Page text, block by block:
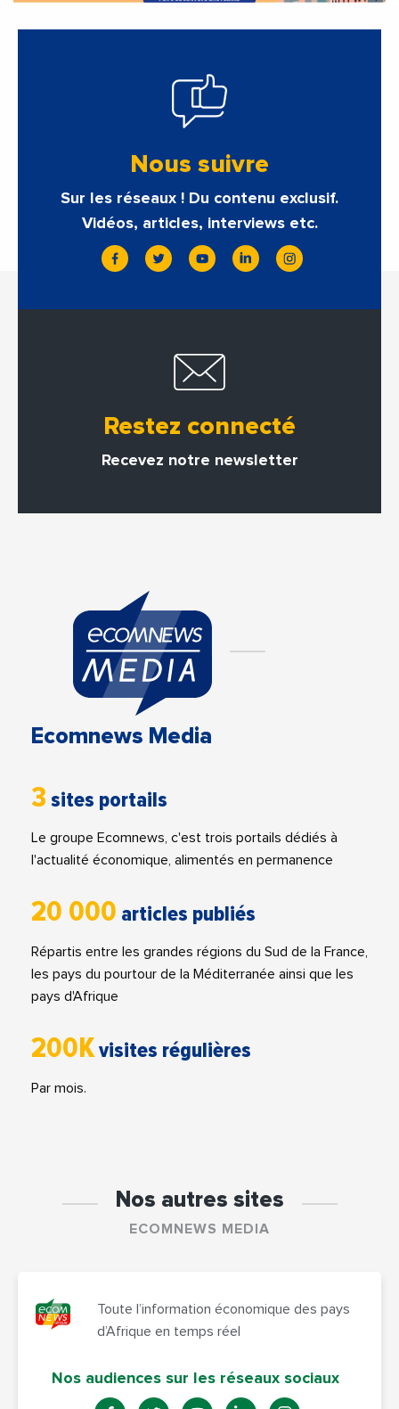
Nous suivre
Sur les réseaux ! Du contenu exclusif.
Vidéos, articles, interviews etc.
Restez connecté
Recevez notre newsletter
Ecomnews Media
3 sites portails
Le groupe Ecomnews, c'est trois portails dédiés à
l'actualité économique, alimentés en permanence
20 000 articles publiés
Répartis entre les grandes régions du Sud de la France,
les pays du pourtour de la Méditerranée ainsi que les
pays d'Afrique
200Kvisites régulières
Par mois.
Nos autres sites
ECOMNEWS MEDIA
Toute l’information économique des pays
d’Afrique en temps réel
Nos audiences sur les réseaux sociaux